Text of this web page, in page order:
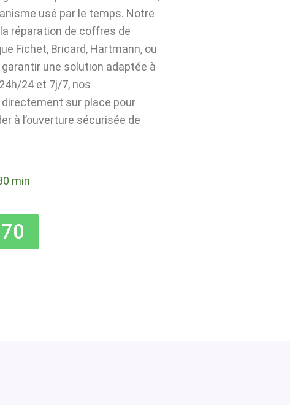
usé par le temps. Notre
réparation de coffres de
Fichet, Bricard, Hartmann, ou
une solution adaptée à
24 et 7j/7, nos
sur place pour
à l’ouverture sécurisée de
min